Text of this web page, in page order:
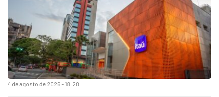
4 de agosto de 2026 - 18:28